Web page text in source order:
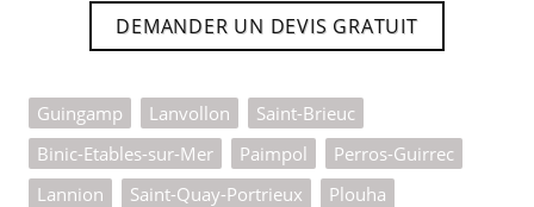
DEMANDER UN DEVIS GRATUIT
Guingamp Lanvollon
Saint-Brieuc
Binic-Etables-sur-Mer
Paimpol
Perros-Guirrec
Lannion
Saint-Quay-Portrieux Plouha